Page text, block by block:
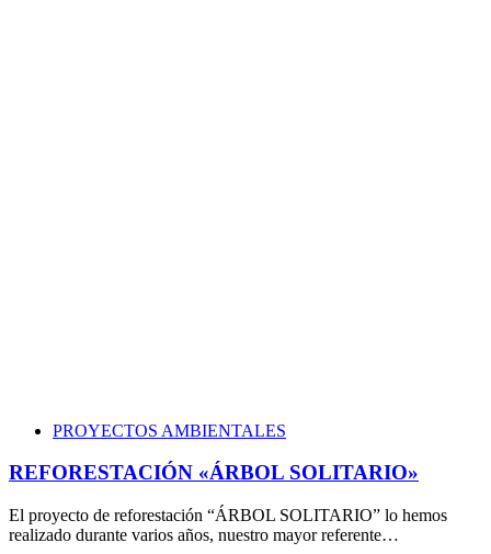
PROYECTOS AMBIENTALES
REFORESTACIÓN «ÁRBOL SOLITARIO»
El proyecto de reforestación “ÁRBOL SOLITARIO” lo hemos
realizado durante varios años, nuestro mayor referente…